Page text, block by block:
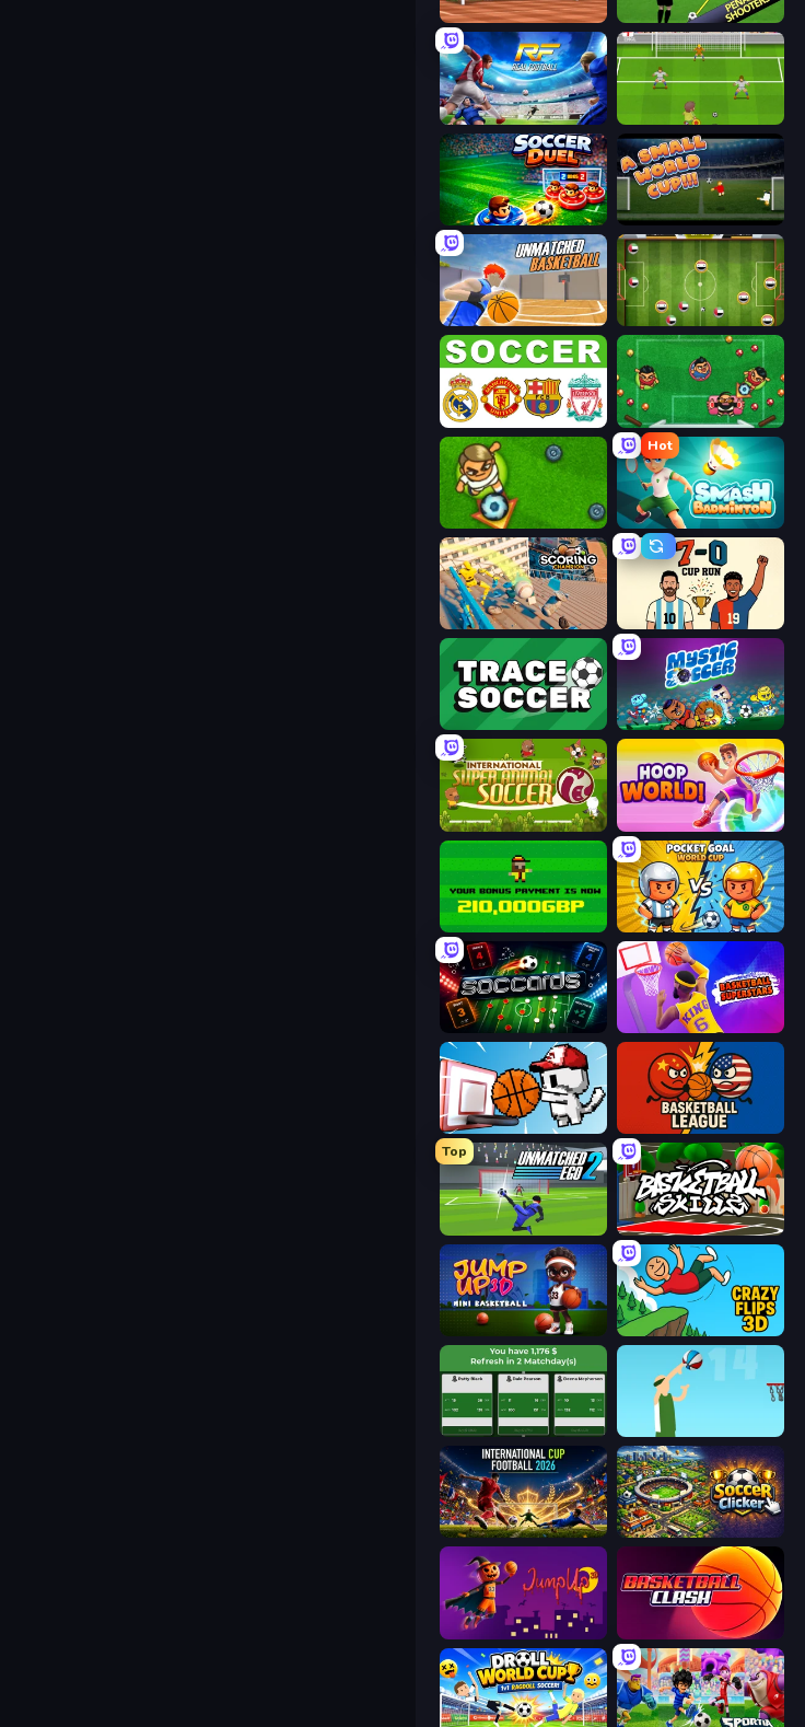
Street Freekick 3D Penalty Shooters
Real Football Drop Kick: World Cup
Soccer Duel A Small World Cup
Unmatched Basketball Soccer Challenge
European Football Quiz Foot Chinko: Russia 2018
Foot Chinko
Hot
Smash Badminton
Scoring Champion
Tracesoccer Mystic Soccer
International Super Animal Soccer Hoop World 3D
Bad Soccer Manager Pocket Goal: World Cup
Soccards Basketball Superstars
Basket Cats Basketball League
Top
Unmatched Ego 2 Basketball Skills
Jump Up 3D: Mini Basketball Crazy Flips 3D
Idle Soccer Manager Street Ball Jam
International Cup Football 2026 Soccer Clicker
Jump Up 3D Basketball Clash